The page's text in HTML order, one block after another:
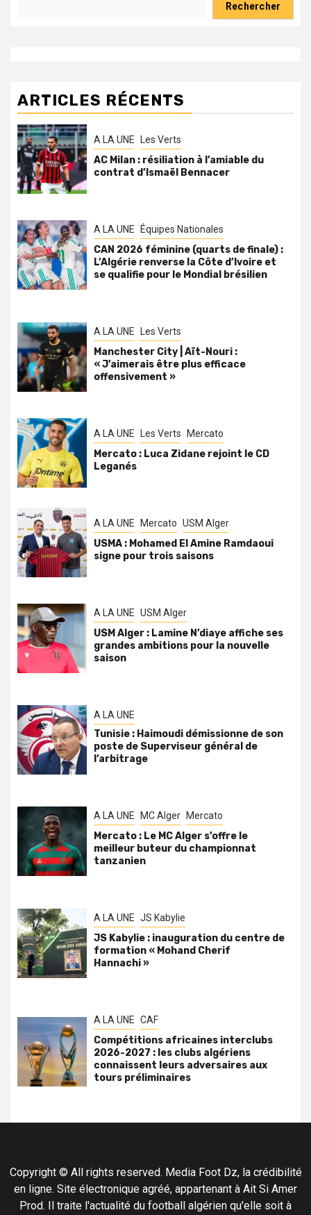
Rechercher
ARTICLES RÉCENTS
A LA UNE Les Verts
AC Milan : résiliation à l’amiable du
contrat d’Ismaël Bennacer
A LA UNE Équipes Nationales
CAN 2026 féminine (quarts de finale) :
L’Algérie renverse la Côte d’Ivoire et
se qualifie pour le Mondial brésilien
A LA UNE Les Verts
Manchester City | Aït-Nouri :
« J’aimerais être plus efficace
offensivement »
A LA UNE Les Verts Mercato
Mercato : Luca Zidane rejoint le CD
Leganés
A LA UNE Mercato USM Alger
USMA : Mohamed El Amine Ramdaoui
signe pour trois saisons
A LA UNE USM Alger
USM Alger : Lamine N’diaye affiche ses
grandes ambitions pour la nouvelle
saison
A LA UNE
Tunisie : Haimoudi démissionne de son
poste de Superviseur général de
l’arbitrage
A LA UNE MC Alger Mercato
Mercato : Le MC Alger s’offre le
meilleur buteur du championnat
tanzanien
A LA UNE JS Kabylie
JS Kabylie : inauguration du centre de
formation « Mohand Cherif
Hannachi »
A LA UNE CAF
Compétitions africaines interclubs
2026-2027 : les clubs algériens
connaissent leurs adversaires aux
tours préliminaires
Copyright © All rights reserved. Media Foot Dz, la crédibilité
en ligne. Site électronique agréé, appartenant à Ait Si Amer
Prod. Il traite l'actualité du football algérien qu'elle soit à